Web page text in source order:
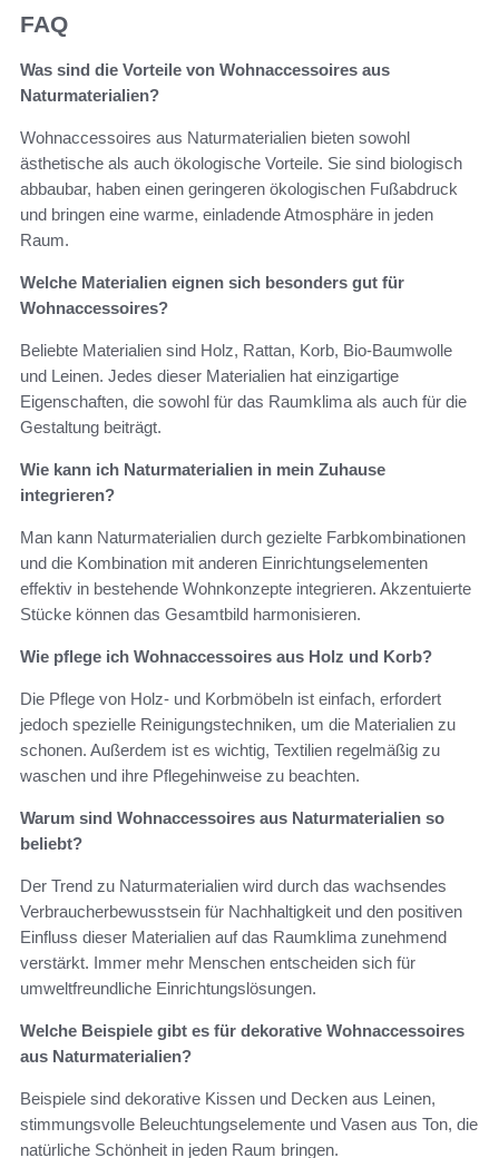
FAQ
Was sind die Vorteile von Wohnaccessoires aus
Naturmaterialien?
Wohnaccessoires aus Naturmaterialien bieten sowohl
ästhetische als auch ökologische Vorteile. Sie sind biologisch
abbaubar, haben einen geringeren ökologischen Fußabdruck
und bringen eine warme, einladende Atmosphäre in jeden
Raum.
Welche Materialien eignen sich besonders gut für
Wohnaccessoires?
Beliebte Materialien sind Holz, Rattan, Korb, Bio-Baumwolle
und Leinen. Jedes dieser Materialien hat einzigartige
Eigenschaften, die sowohl für das Raumklima als auch für die
Gestaltung beiträgt.
Wie kann ich Naturmaterialien in mein Zuhause
integrieren?
Man kann Naturmaterialien durch gezielte Farbkombinationen
und die Kombination mit anderen Einrichtungselementen
effektiv in bestehende Wohnkonzepte integrieren. Akzentuierte
Stücke können das Gesamtbild harmonisieren.
Wie pflege ich Wohnaccessoires aus Holz und Korb?
Die Pflege von Holz- und Korbmöbeln ist einfach, erfordert
jedoch spezielle Reinigungstechniken, um die Materialien zu
schonen. Außerdem ist es wichtig, Textilien regelmäßig zu
waschen und ihre Pflegehinweise zu beachten.
Warum sind Wohnaccessoires aus Naturmaterialien so
beliebt?
Der Trend zu Naturmaterialien wird durch das wachsendes
Verbraucherbewusstsein für Nachhaltigkeit und den positiven
Einfluss dieser Materialien auf das Raumklima zunehmend
verstärkt. Immer mehr Menschen entscheiden sich für
umweltfreundliche Einrichtungslösungen.
Welche Beispiele gibt es für dekorative Wohnaccessoires
aus Naturmaterialien?
Beispiele sind dekorative Kissen und Decken aus Leinen,
stimmungsvolle Beleuchtungselemente und Vasen aus Ton, die
natürliche Schönheit in jeden Raum bringen.